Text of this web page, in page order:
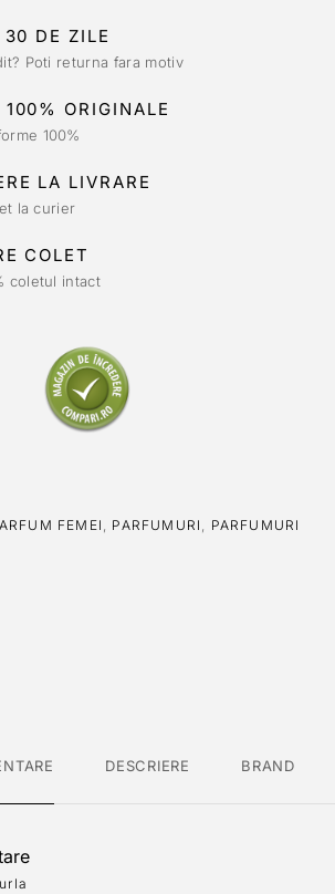
DE ZILE
Poti returna fara motiv
100% ORIGINALE
100%
LA LIVRARE
la curier
COLET
coletul intact
FEMEI, PARFUMURI , PARFUMURI
DESCRIERE BRAND